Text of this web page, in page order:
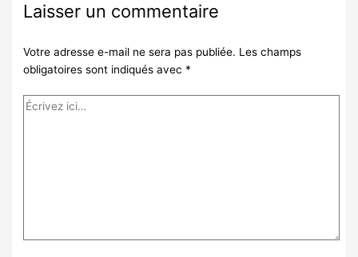
Laisser un commentaire
Votre adresse e-mail ne sera pas publiée. Les champs
obligatoires sont indiqués avec *
Écrivez